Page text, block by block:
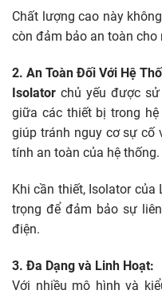
Chất lượng cao này
còn đảm bảo an toàn cho
2. An Toàn Đối Với Hệ
Isolator chủ yếu được
giữa các thiết bị trong
giúp tránh nguy cơ sự cố
tính an toàn của hệ thống.
Khi cần thiết, Isolator
trọng để đảm bảo sự
điện.
3. Đa Dạng và Linh Hoạt:
Với nhiều mô hình và